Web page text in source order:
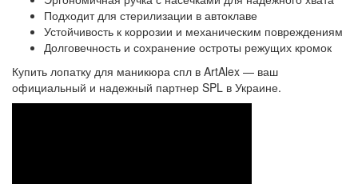
Подходит для стерилизации в автоклаве
Устойчивость к коррозии и механическим повреждениям
Долговечность и сохранение остроты режущих кромок
Купить лопатку для маникюра спл в ArtAlex — ваш
официальный и надежный партнер SPL в Украине.